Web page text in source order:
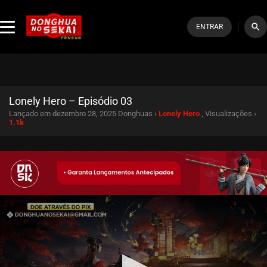
ENTRAR search
Lonely Hero – Episódio 03
Lançado em dezembro 28, 2025 Donghuas › Lonely Hero , Visualizações ›
1.1k